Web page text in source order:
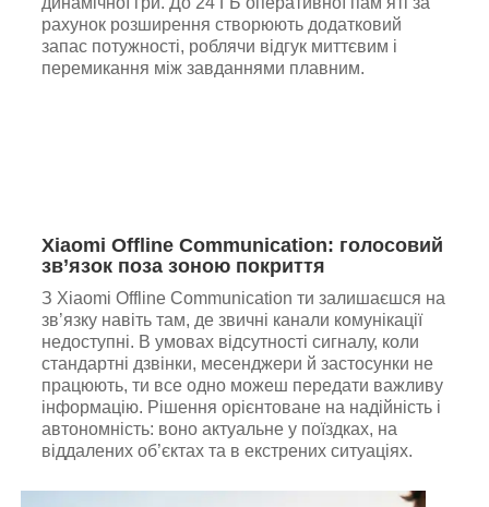
рахунок розширення створюють додатковий
запас потужності, роблячи відгук миттєвим і
перемикання між завданнями плавним.
Xiaomi Offline Communication: голосовий
зв’язок поза зоною покриття
З Xiaomi Offline Communication ти залишаєшся на
зв’язку навіть там, де звичні канали комунікації
недоступні. В умовах відсутності сигналу, коли
стандартні дзвінки, месенджери й застосунки не
працюють, ти все одно можеш передати важливу
інформацію. Рішення орієнтоване на надійність і
автономність: воно актуальне у поїздках, на
віддалених об’єктах та в екстрених ситуаціях.